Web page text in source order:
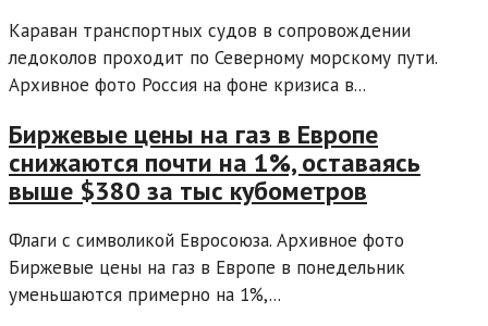
Караван транспортных судов в сопровождении
ледоколов проходит по Северному морскому пути.
Архивное фото Россия на фоне кризиса в...
Биржевые цены на газ в Европе
снижаются почти на 1%, оставаясь
выше $380 за тыс кубометров
Флаги с символикой Евросоюза. Архивное фото
Биржевые цены на газ в Европе в понедельник
уменьшаются примерно на 1%,...